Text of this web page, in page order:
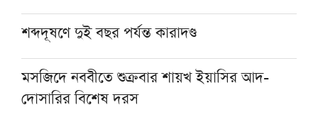
শব্দদূষণে দুই বছর পর্যন্ত কারাদণ্ড
মসজিদে নববীতে শুক্রবার শায়খ ইয়াসির আদ-
দোসারির বিশেষ দরস